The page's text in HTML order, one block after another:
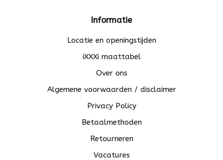
Informatie
Locatie en openingstijden
iXXXi maattabel
Over ons
Algemene voorwaarden / disclaimer
Privacy Policy
Betaalmethoden
Retourneren
Vacatures